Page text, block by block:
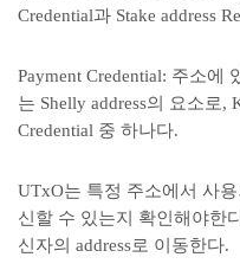
Credential과 Stake address
Payment Credential: 주소에
는 Shelly address의 요소로,
Credential 중 하나다.
UTxO는 특정 주소에서 사
신할 수 있는지 확인해야한
신자의 address로 이동한다.